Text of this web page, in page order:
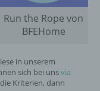
Run the Rope von
BFEHome
in unserem
sich bei unsvia
Kriterien, dann